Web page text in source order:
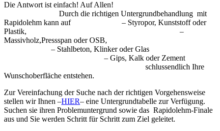
Die Antwort ist einfach! Auf Allen!
Durch die richtigen Untergrundbehandlung mit
Rapidolehm kann auf – Styropor, Kunststoff oder
Plastik, –
Massivholz,Pressspan oder OSB,
– Stahlbeton, Klinker oder Glas
– Gips, Kalk oder Zement
schlussendlich Ihre
Wunschoberfläche entstehen.
Zur Vereinfachung der Suche nach der richtigen Vorgehensweise
stellen wir Ihnen –HIER– eine Untergrundtabelle zur Verfügung.
Suchen sie ihren Problemuntergrund sowie das Rapidolehm-Finale
aus und Sie werden Schritt für Schritt zum Ziel geleitet.